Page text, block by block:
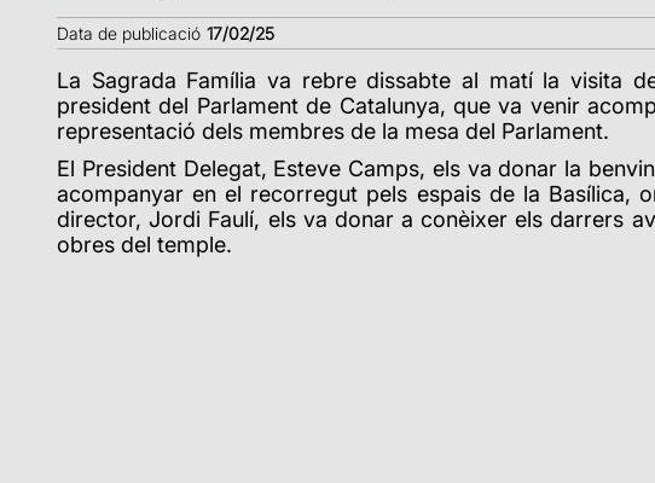
Data de publicació 17/02/25
La Sagrada Família va rebre dissabte al matí la visita
president del Parlament de Catalunya, que va venir
representació dels membres de la mesa del Parlament.
El President Delegat, Esteve Camps, els va donar la
acompanyar en el recorregut pels espais de la Basílica,
director, Jordi Faulí, els va donar a conèixer els darrers
obres del temple.